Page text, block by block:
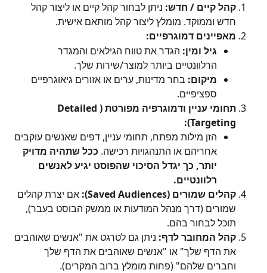
קהל קיים / חדש: ניתן לבחור קהל קיים או ליצור קהל
חדש וממוקד. מומלץ ליצור קהל מותאם אישית.
מאפיינים דמוגרפיים:
גיל ומין: הגדר את טווח הגילאים והמגדר
הרלוונטיים ביותר למוצר/שירות שלך.
מיקום: בחר מדינות, ערים או אזורים גיאוגרפיים
ספציפיים.
תחומי עניין ודמוגרפיה מפורטת (Detailed
Targeting):
הזן מילות מפתח, תחומי עניין, דפים שאנשים עוקבים
אחריהם או התנהגויות רכישה. ככל שתהיה מדויק
יותר, כך יגדל הסיכוי שהפוסט יגיע לאנשים
רלוונטיים.
קהלים שמורים (Saved Audiences):
אם יצרת קהלים
שמורים (דרך מנהל המודעות או ממשק הבוסט בעבר),
תוכל לבחור בהם.
קהל המחובר לדף: ניתן גם לטרגט את "אנשים שאוהבים
את הדף שלך" או "אנשים שאוהבים את הדף שלך
וחברים שלהם" (פחות מומלץ ברוב המקרים).